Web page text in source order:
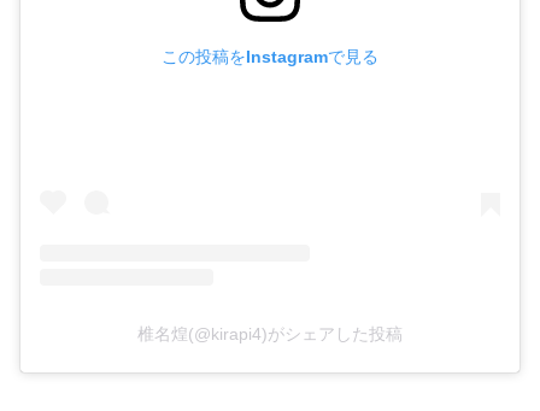
この投稿をInstagramで見る
椎名煌(@kirapi4)がシェアした投稿